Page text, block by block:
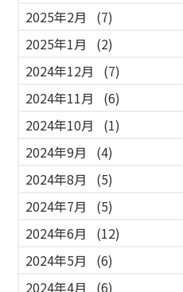
2025年2月
(7)
2025年1月
(2)
2024年12月
(7)
2024年11月
(6)
2024年10月
(1)
2024年9月
(4)
2024年8月
(5)
2024年7月
(5)
2024年6月
(12)
2024年5月
(6)
2024年4月
(6)